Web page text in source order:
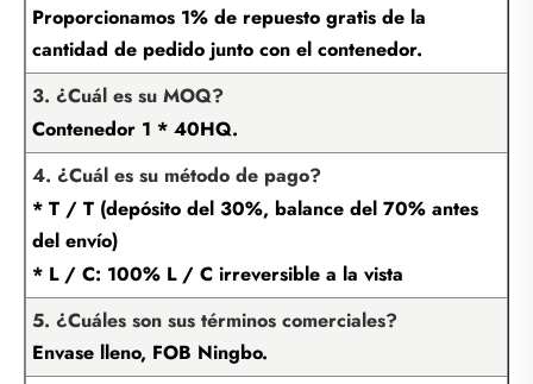
Proporcionamos 1% de repuesto gratis de la
cantidad de pedido junto con el contenedor.
3. ¿Cuál es su MOQ?
Contenedor 1 * 40HQ.
4. ¿Cuál es su método de pago?
* T / T (depósito del 30%, balance del 70% antes
del envío)
* L / C: 100% L / C irreversible a la vista
5. ¿Cuáles son sus términos comerciales?
Envase lleno, FOB Ningbo.